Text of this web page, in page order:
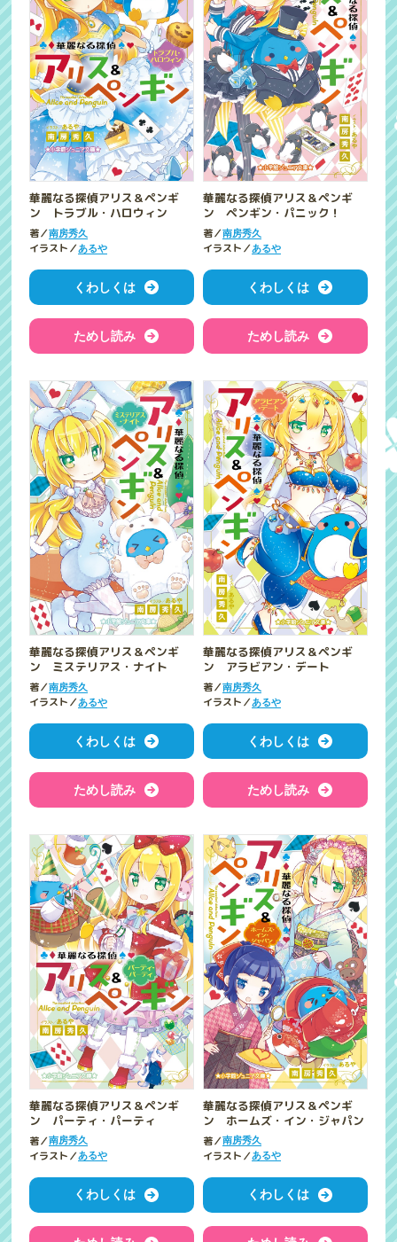
華麗なる探偵アリス＆ペンギ
ン トラブル・ハロウィン
著／南房秀久
イラスト／あるや
くわしくは
ためし読み
華麗なる探偵アリス＆ペンギ
ン ペンギン・パニック！
著／南房秀久
イラスト／あるや
くわしくは
ためし読み
華麗なる探偵アリス＆ペンギ
ン ミステリアス・ナイト
著／南房秀久
イラスト／あるや
くわしくは
ためし読み
華麗なる探偵アリス＆ペンギ
ン アラビアン・デート
著／南房秀久
イラスト／あるや
くわしくは
ためし読み
華麗なる探偵アリス＆ペンギ
ン パーティ・パーティ
著／南房秀久
イラスト／あるや
くわしくは
華麗なる探偵アリス＆ペンギ
ン ホームズ・イン・ジャパン
著／南房秀久
イラスト／あるや
くわしくは